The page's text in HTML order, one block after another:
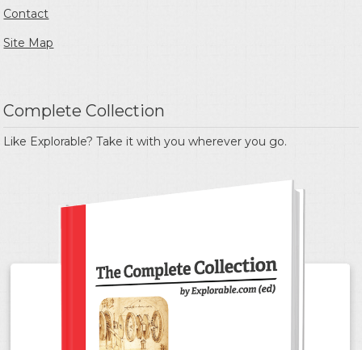
Contact
Site Map
Complete Collection
Like Explorable? Take it with you wherever you go.